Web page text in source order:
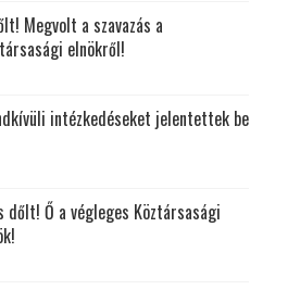
Megvolt a szavazás a
elnökről!
intézkedéseket jelentettek be
dőlt! Ő a végleges Köztársasági